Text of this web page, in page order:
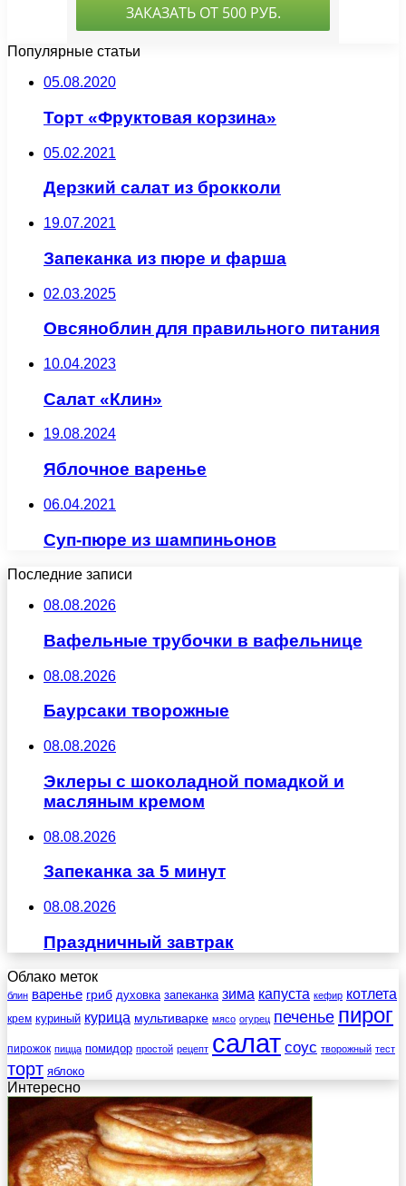
Популярные статьи
05.08.2020
Торт «Фруктовая корзина»
05.02.2021
Дерзкий салат из брокколи
19.07.2021
Запеканка из пюре и фарша
02.03.2025
Овсяноблин для правильного питания
10.04.2023
Салат «Клин»
19.08.2024
Яблочное варенье
06.04.2021
Суп-пюре из шампиньонов
Последние записи
08.08.2026
Вафельные трубочки в вафельнице
08.08.2026
Баурсаки творожные
08.08.2026
Эклеры с шоколадной помадкой и
масляным кремом
08.08.2026
Запеканка за 5 минут
08.08.2026
Праздничный завтрак
Облако меток
блин варенье гриб духовка запеканка зима капуста кефир котлета
крем куриный курица мультиварке мясо огурец печенье пирог
пирожок пицца помидор простой рецепт салат соус творожный тест
торт яблоко
Интересно